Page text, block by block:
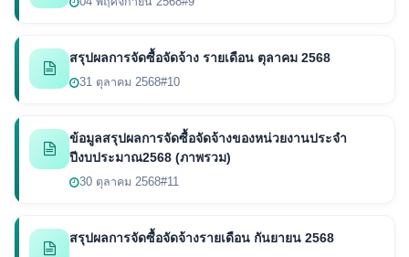
สรุปผลการจัดซื้อจัดจ้าง รายเดือน ตุลาคม 2568
31 ตุลาคม 2568#10
ข้อมูลสรุปผลการจัดซื้อจัดจ้างของหน่วยงานประจำ
ปีงบประมาณ2568 (ภาพรวม)
30 ตุลาคม 2568#11
สรุปผลการจัดซื้อจัดจ้างรายเดือน กันยายน 2568